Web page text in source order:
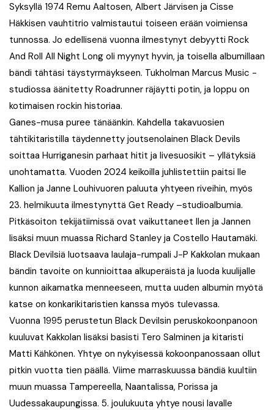
Syksyllä 1974 Remu Aaltosen, Albert Järvisen ja Cisse
Häkkisen vauhtitrio valmistautui toiseen erään voimiensa
tunnossa. Jo edellisenä vuonna ilmestynyt debyytti Rock
And Roll All Night Long oli myynyt hyvin, ja toisella albumillaan
bändi tähtäsi täystyrmäykseen. Tukholman Marcus Music -
studiossa äänitetty Roadrunner räjäytti potin, ja loppu on
kotimaisen rockin historiaa.
Ganes-musa puree tänäänkin. Kahdella takavuosien
tähtikitaristilla täydennetty joutsenolainen Black Devils
soittaa Hurriganesin parhaat hitit ja livesuosikit – yllätyksiä
unohtamatta. Vuoden 2024 keikoilla juhlistettiin paitsi Ile
Kallion ja Janne Louhivuoren paluuta yhtyeen riveihin, myös
23. helmikuuta ilmestynyttä Get Ready –studioalbumia.
Pitkäsoiton tekijätiimissä ovat vaikuttaneet Ilen ja Jannen
lisäksi muun muassa Richard Stanley ja Costello Hautamäki.
Black Devilsiä luotsaava laulaja-rumpali J-P Kakkolan mukaan
bändin tavoite on kunnioittaa alkuperäistä ja luoda kuulijalle
kunnon aikamatka menneeseen, mutta uuden albumin myötä
katse on konkarikitaristien kanssa myös tulevassa.
Vuonna 1995 perustetun Black Devilsin peruskokoonpanoon
kuuluvat Kakkolan lisäksi basisti Tero Salminen ja kitaristi
Matti Kähkönen. Yhtye on nykyisessä kokoonpanossaan ollut
pitkin vuotta tien päällä. Viime marraskuussa bändiä kuultiin
muun muassa Tampereella, Naantalissa, Porissa ja
Uudessakaupungissa. 5. joulukuuta yhtye nousi lavalle